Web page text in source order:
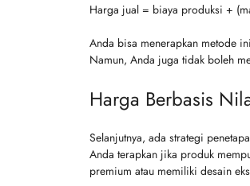
Harga jual = biaya produksi +
Anda bisa menerapkan metode
Namun, Anda juga tidak boleh
Harga Berbasis
Selanjutnya, ada strategi
Anda terapkan jika produk
premium atau memiliki desain